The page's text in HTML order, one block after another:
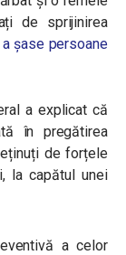
de sprijinirea
șase persoane
a explicat că
în pregătirea
de forțele
la capătul unei
a celor